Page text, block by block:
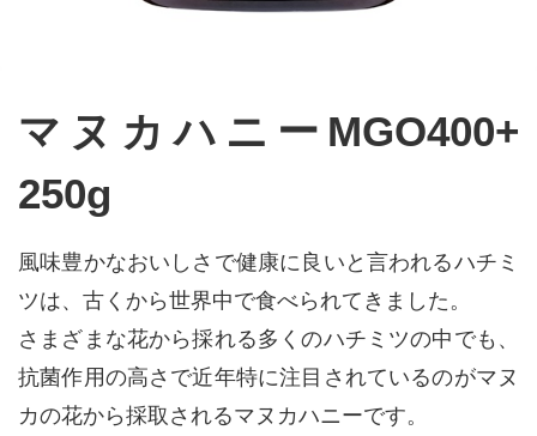
マヌカハニーMGO400+
250g
風味豊かなおいしさで健康に良いと言われるハチミ
ツは、古くから世界中で食べられてきました。
さまざまな花から採れる多くのハチミツの中でも、
抗菌作用の高さで近年特に注目されているのがマヌ
カの花から採取されるマヌカハニーです。